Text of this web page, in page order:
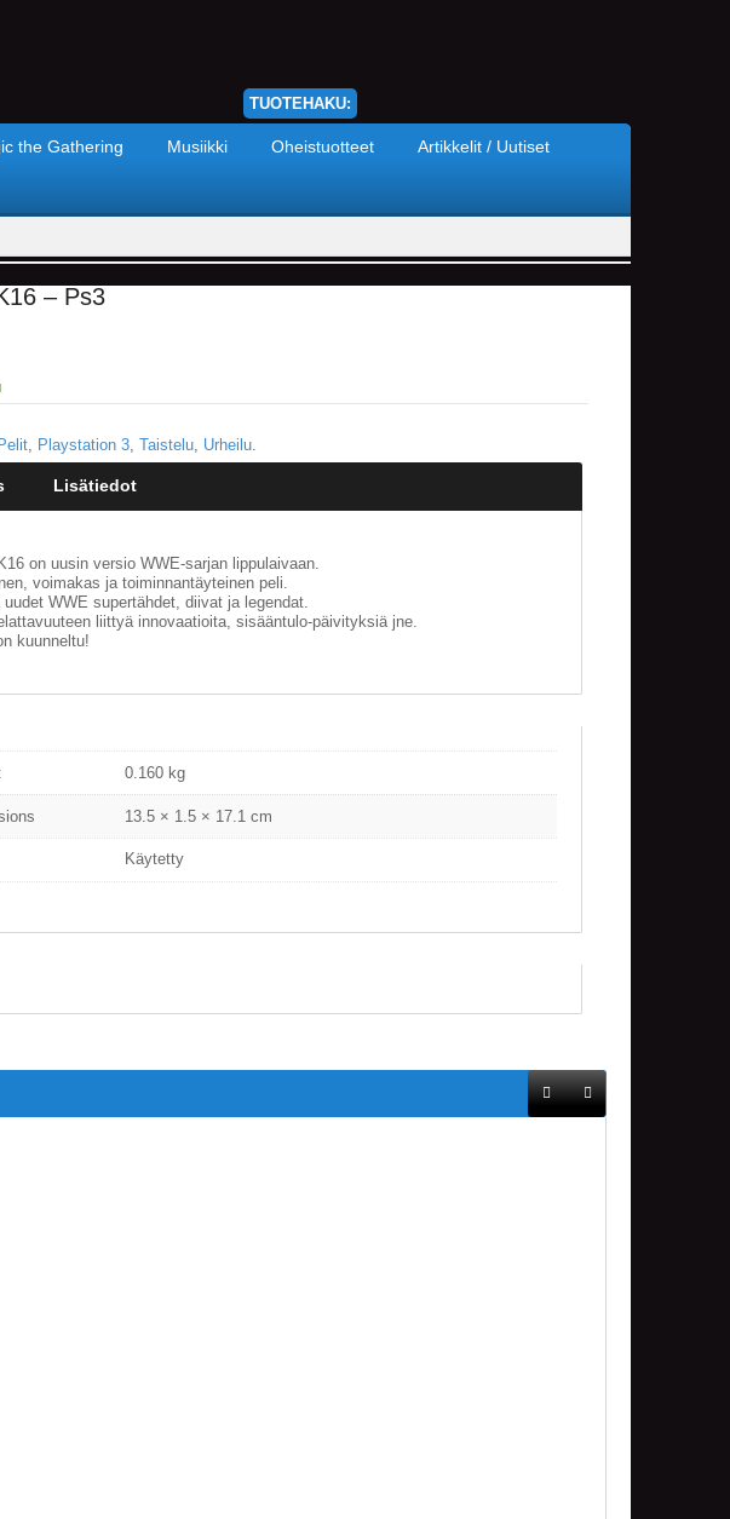
TUOTEHAKU:
the Gathering Musiikki Oheistuotteet Artikkelit / Uutiset
– Ps3
Pelit, Playstation 3, Taistelu, Urheilu.
Lisätiedot
on uusin versio WWE-sarjan lippulaivaan.
voimakas ja toiminnantäyteinen peli.
WWE supertähdet, diivat ja legendat.
liittyä innovaatioita, sisääntulo-päivityksiä jne.
kuunneltu!
0.160 kg
13.5 × 1.5 × 17.1 cm
Käytetty